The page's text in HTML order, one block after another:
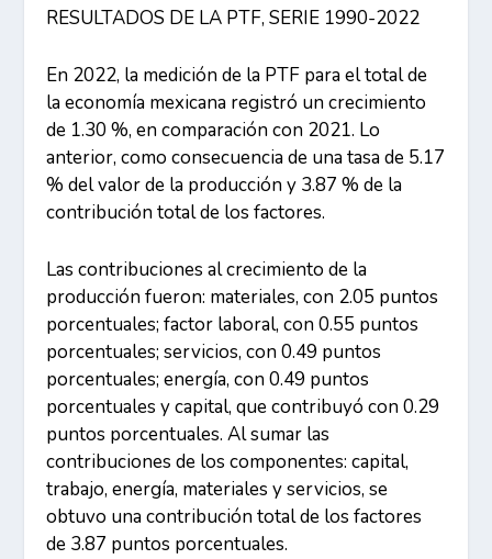
RESULTADOS DE LA PTF, SERIE 1990-2022
En 2022, la medición de la PTF para el total de
la economía mexicana registró un crecimiento
de 1.30 %, en comparación con 2021. Lo
anterior, como consecuencia de una tasa de 5.17
% del valor de la producción y 3.87 % de la
contribución total de los factores.
Las contribuciones al crecimiento de la
producción fueron: materiales, con 2.05 puntos
porcentuales; factor laboral, con 0.55 puntos
porcentuales; servicios, con 0.49 puntos
porcentuales; energía, con 0.49 puntos
porcentuales y capital, que contribuyó con 0.29
puntos porcentuales. Al sumar las
contribuciones de los componentes: capital,
trabajo, energía, materiales y servicios, se
obtuvo una contribución total de los factores
de 3.87 puntos porcentuales.